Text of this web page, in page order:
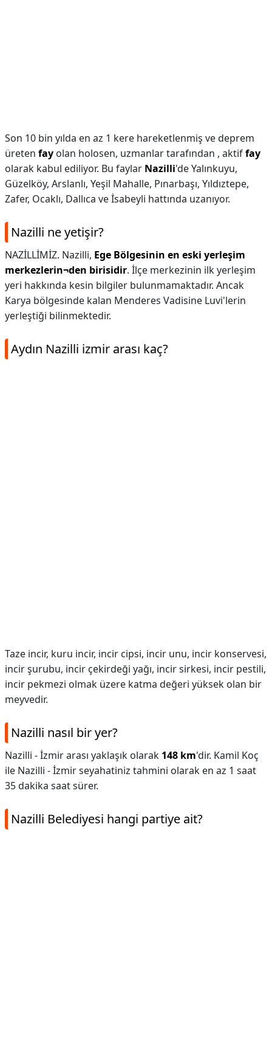
Son 10 bin yılda en az 1 kere hareketlenmiş ve deprem
üreten fay olan holosen, uzmanlar tarafından , aktiffay
olarak kabul ediliyor. Bu faylar Nazilli'de Yalınkuyu,
Güzelköy, Arslanlı, Yeşil Mahalle, Pınarbaşı, Yıldıztepe,
Zafer, Ocaklı, Dallıca ve İsabeyli hattında uzanıyor.
Nazilli ne yetişir?
NAZİLLİMİZ. Nazilli, Ege Bölgesinin en eski yerleşim
merkezlerin¬den birisidir. İlçe merkezinin ilk yerleşim
yeri hakkında kesin bilgiler bulunmamaktadır. Ancak
Karya bölgesinde kalan Menderes Vadisine Luvi'lerin
yerleştiği bilinmektedir.
Aydın Nazilli izmir arası kaç?
Taze incir, kuru incir, incir cipsi, incir unu, incir konservesi,
incir şurubu, incir çekirdeği yağı, incir sirkesi, incir pestili,
incir pekmezi olmak üzere katma değeri yüksek olan bir
meyvedir.
Nazilli nasıl bir yer?
Nazilli - İzmir arası yaklaşık olarak 148 km'dir. Kamil Koç
ile Nazilli - İzmir seyahatiniz tahmini olarak en az 1 saat
35 dakika saat sürer.
Nazilli Belediyesi hangi partiye ait?